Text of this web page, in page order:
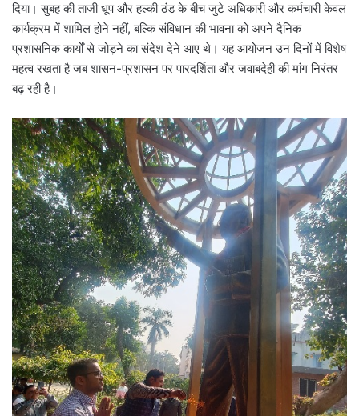
दिया। सुबह की ताजी धूप और हल्की ठंड के बीच जुटे अधिकारी और कर्मचारी केवल
कार्यक्रम में शामिल होने नहीं, बल्कि संविधान की भावना को अपने दैनिक
प्रशासनिक कार्यों से जोड़ने का संदेश देने आए थे। यह आयोजन उन दिनों में विशेष
महत्व रखता है जब शासन-प्रशासन पर पारदर्शिता और जवाबदेही की मांग निरंतर
बढ़ रही है।